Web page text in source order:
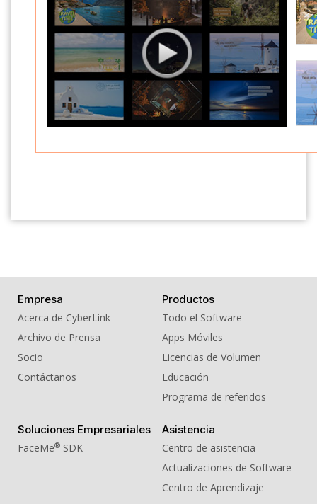
Empresa
Acerca de CyberLink
Archivo de Prensa
Socio
Contáctanos
Productos
Todo el Software
Apps Móviles
Licencias de Volumen
Educación
Programa de referidos
Soluciones Empresariales
FaceMe® SDK
Asistencia
Centro de asistencia
Actualizaciones de Software
Centro de Aprendizaje